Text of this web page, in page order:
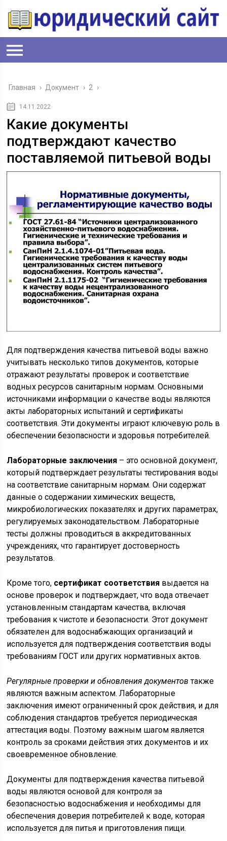
Главная › Документ › 2 ›
14.11.2022
Какие документы
подтверждают качество
поставляемой питьевой воды
Для подтверждения качества питьевой воды важно
учитывать несколько типов документов, которые
отражают результаты проверок и соответствие
водных ресурсов санитарным нормам. Основными
источниками информации о качестве воды являются
акты лабораторных испытаний и сертификаты
соответствия. Эти документы играют ключевую роль в
обеспечении безопасности и здоровья потребителей.
Лабораторные заключения – это основной документ,
который подтверждает результаты тестирования воды
на соответствие санитарным нормам. Они содержат
данные о содержании химических веществ,
микробиологических показателях и других параметрах,
регулируемых законодательством. Лабораторные
тесты должны проводиться в аккредитованных
учреждениях, что гарантирует достоверность
результатов.
Кроме того, сертификат соответствия выдается на
основе проверок и подтверждает, что вода отвечает
установленным стандартам качества, включая
требования к чистоте и безопасности. Этот документ
обязателен для водоснабжающих организаций и
используется для подтверждения соответствия воды
требованиям ГОСТ или других нормативных актов.
Регулярные проверки и обновления документов также
являются важным аспектом. Лабораторные
заключения имеют ограниченный срок действия, и для
соблюдения стандартов требуется периодическая
аттестация воды. Поэтому важным шагом является
контроль за сроками действия этих документов и их
своевременное обновление.
Документы для подтверждения качества питьевой
воды являются основой для контроля за
безопасностью водоснабжения и необходимы для
обеспечения доверия потребителей к воде, которая
используется для питья и приготовления пищи.